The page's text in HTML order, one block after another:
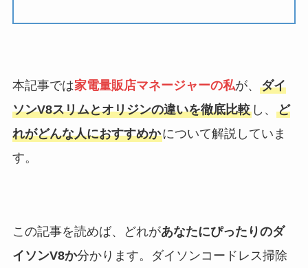
本記事では家電量販店マネージャーの私が、 ダイ
ソンV8スリムとオリジンの違いを徹底比較し、 ど
れがどんな人におすすめかについて解説していま
す。
この記事を読めば、どれがあなたにぴったりのダ
イソンV8か分かります。ダイソンコードレス掃除